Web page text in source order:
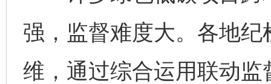
强，监督难度大。各地
维，通过综合运用联动